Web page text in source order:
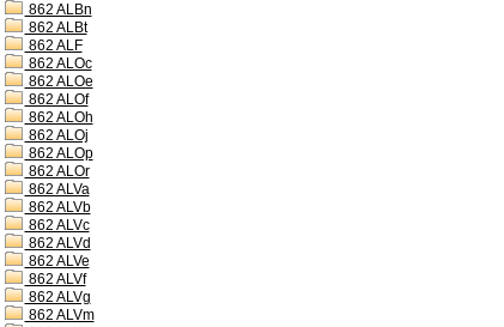
862 ALBn
862 ALBt
862 ALF
862 ALOc
862 ALOe
862 ALOf
862 ALOh
862 ALOj
862 ALOp
862 ALOr
862 ALVa
862 ALVb
862 ALVc
862 ALVd
862 ALVe
862 ALVf
862 ALVg
862 ALVm